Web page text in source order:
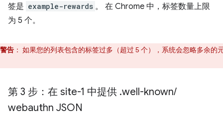
签是 example-rewards 。 在 Chrome 中，标签数量上限
为 5 个。
警告 ： 如果您的列表包含的标签过多（超过 5 个），系统会忽略多余的
第 3 步：在 site-1 中提供 .well-known/
webauthn JSON